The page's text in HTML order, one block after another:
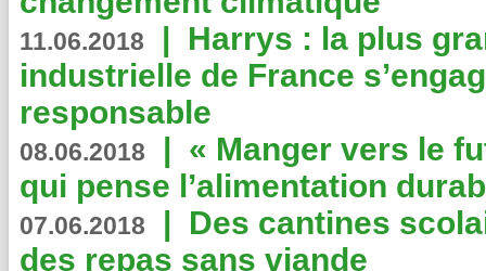
11.06.2018 | Harrys : la plus
industrielle de France
responsable
08.06.2018 | « Manger vers le
qui pense l’alimentation
07.06.2018 | Des cantines
des repas sans viande